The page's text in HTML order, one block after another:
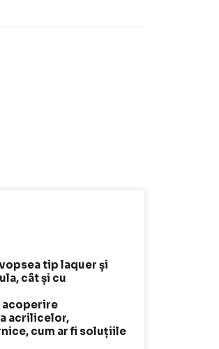
tip laquer și
cât și cu
acoperire
acrilicelor,
cum ar fi soluțiile